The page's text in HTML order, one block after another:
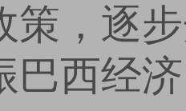
策，逐
巴西经